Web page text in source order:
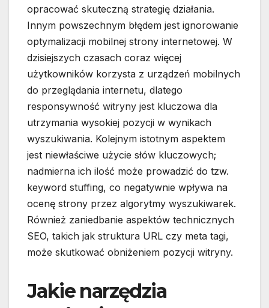
opracować skuteczną strategię działania.
Innym powszechnym błędem jest ignorowanie
optymalizacji mobilnej strony internetowej. W
dzisiejszych czasach coraz więcej
użytkowników korzysta z urządzeń mobilnych
do przeglądania internetu, dlatego
responsywność witryny jest kluczowa dla
utrzymania wysokiej pozycji w wynikach
wyszukiwania. Kolejnym istotnym aspektem
jest niewłaściwe użycie słów kluczowych;
nadmierna ich ilość może prowadzić do tzw.
keyword stuffing, co negatywnie wpływa na
ocenę strony przez algorytmy wyszukiwarek.
Również zaniedbanie aspektów technicznych
SEO, takich jak struktura URL czy meta tagi,
może skutkować obniżeniem pozycji witryny.
Jakie narzędzia